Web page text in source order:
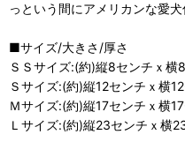
っという間にアメリカンな愛
■サイズ/大きさ/厚さ
ＳＳサイズ:(約)縦8センチｘ横
Ｓサイズ:(約)縦12センチｘ横
Ｍサイズ:(約)縦17センチｘ横
Ｌサイズ:(約)縦23センチｘ横